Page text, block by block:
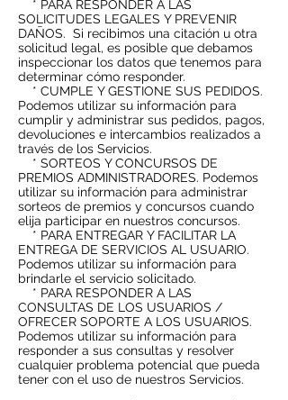
* PARA RESPONDER A LAS
SOLICITUDES LEGALES Y PREVENIR
DAÑOS. Si recibimos una citación u otra
solicitud legal, es posible que debamos
inspeccionar los datos que tenemos para
determinar cómo responder.
* CUMPLE Y GESTIONE SUS PEDIDOS.
Podemos utilizar su información para
cumplir y administrar sus pedidos, pagos,
devoluciones e intercambios realizados a
través de los Servicios.
* SORTEOS Y CONCURSOS DE
PREMIOS ADMINISTRADORES. Podemos
utilizar su información para administrar
sorteos de premios y concursos cuando
elija participar en nuestros concursos.
* PARA ENTREGAR Y FACILITAR LA
ENTREGA DE SERVICIOS AL USUARIO.
Podemos utilizar su información para
brindarle el servicio solicitado.
* PARA RESPONDER A LAS
CONSULTAS DE LOS USUARIOS /
OFRECER SOPORTE A LOS USUARIOS.
Podemos utilizar su información para
responder a sus consultas y resolver
cualquier problema potencial que pueda
tener con el uso de nuestros Servicios.